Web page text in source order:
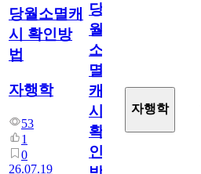
당월소멸캐
시 확인방
법
자행학
53
1
0
26.07.19
당
월
소
멸
캐
시
확
인
자행학